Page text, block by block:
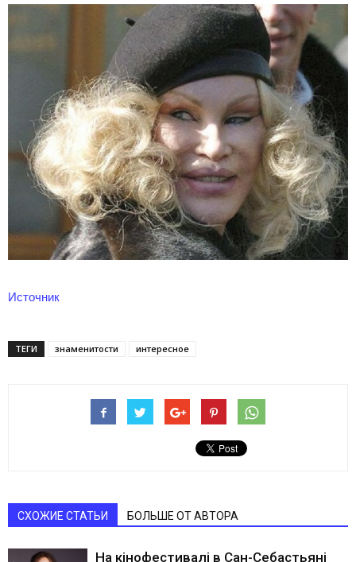
Источник
ТЕГИ знаменитости интересное
СХОЖИЕ СТАТЬИ БОЛЬШЕ ОТ АВТОРА
На кінофестивалі в Сан-Себастьяні